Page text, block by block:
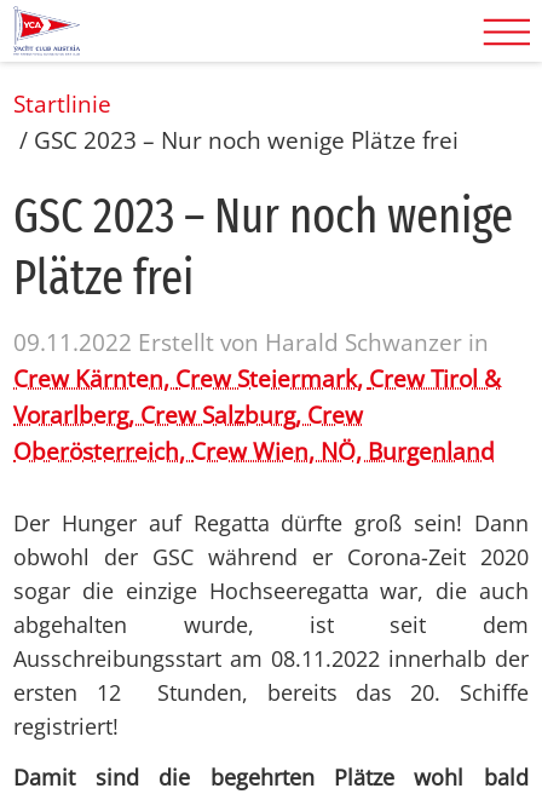
Startlinie
/ GSC 2023 – Nur noch wenige Plätze frei
GSC 2023 – Nur noch we­ni­ge
Plät­ze frei
09.11.2022 Erstellt von Harald Schwanzer in
Crew Kärnten, Crew Steiermark, Crew Tirol &
Vorarlberg, Crew Salzburg, Crew
Oberösterreich, Crew Wien, NÖ, Burgenland
Der Hunger auf Regatta dürfte groß sein! Dann
obwohl der GSC während er Corona-Zeit 2020
sogar die einzige Hochseeregatta war, die auch
abgehalten wurde, ist seit dem
Ausschreibungsstart am 08.11.2022 innerhalb der
ersten 12 Stunden, bereits das 20. Schiffe
registriert!
Damit sind die begehrten Plätze wohl bald